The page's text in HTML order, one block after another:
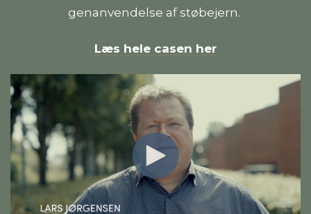
genanvendelse af støbejern.
Læs hele casen her